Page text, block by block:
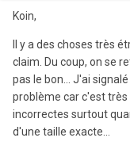
Koin,
Il y a des choses très
claim. Du coup, on se
pas le bon... J'ai
problème car c'est
incorrectes surtout
d'une taille exacte...